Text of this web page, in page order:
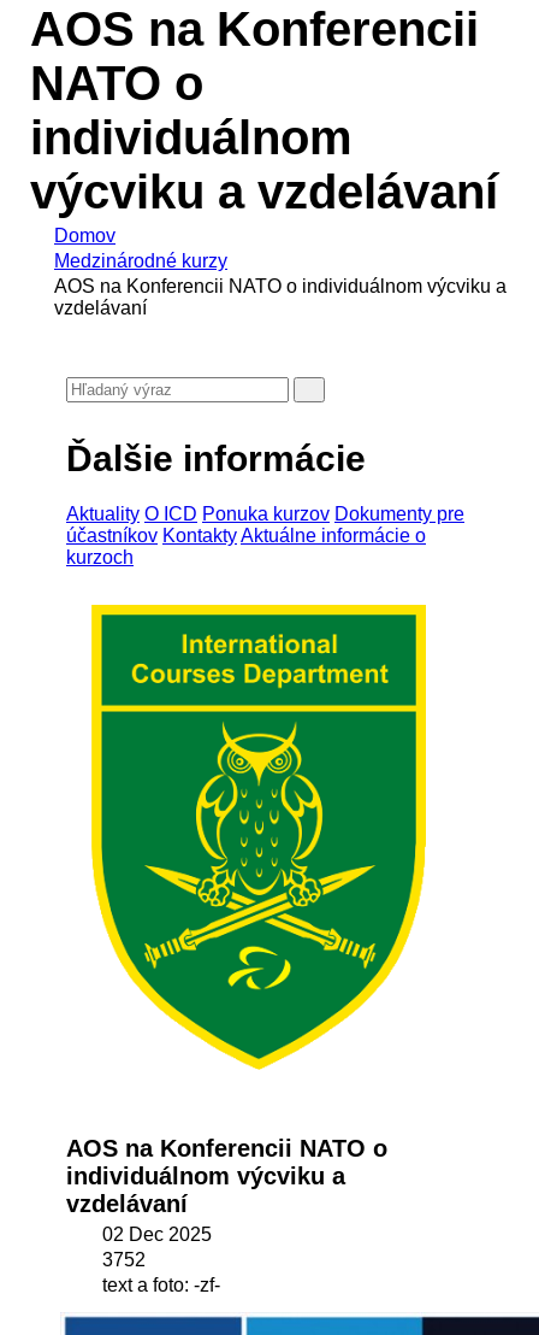
AOS na Konferencii
NATO o
individuálnom
výcviku a vzdelávaní
Domov
Medzinárodné kurzy
AOS na Konferencii NATO o individuálnom výcviku a
vzdelávaní
Ďalšie informácie
Aktuality O ICD Ponuka kurzov Dokumenty pre
účastníkov KontaktyAktuálne informácie o
kurzoch
AOS na Konferencii NATO o
individuálnom výcviku a
vzdelávaní
02 Dec 2025
3752
text a foto: -zf-